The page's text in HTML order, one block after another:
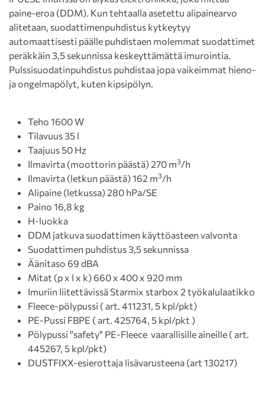
paine-eroa (DDM). Kun tehtaalla asetettu alipainearvo
alitetaan, suodattimenpuhdistus kytkeytyy
automaattisesti päälle puhdistaen molemmat suodattimet
peräkkäin 3,5 sekunnissa keskeyttämättä imurointia.
Pulssisuodatinpuhdistus puhdistaa jopa vaikeimmat hieno-
ja ongelmapölyt, kuten kipsipölyn.
Teho 1600 W
Tilavuus 35 l
Taajuus 50 Hz
Ilmavirta (moottorin päästä) 270 m3/h
Ilmavirta (letkun päästä) 162 m3/h
Alipaine (letkussa) 280 hPa/SE
Paino 16,8 kg
H-luokka
DDM jatkuva suodattimen käyttöasteen valvonta
Suodattimen puhdistus 3,5 sekunnissa
Äänitaso 69 dBA
Mitat (p x l x k) 660 x 400 x 920 mm
Imuriin liitettävissä Starmix starbox 2 työkalulaatikko
Fleece-pölypussi ( art. 411231, 5 kpl/pkt)
PE-Pussi FBPE ( art. 425764, 5 kpl/pkt )
Pölypussi "safety" PE-Fleece vaarallisille aineille ( art.
445267, 5 kpl/pkt)
DUSTFIXX-esierottaja lisävarusteena (art 130217)